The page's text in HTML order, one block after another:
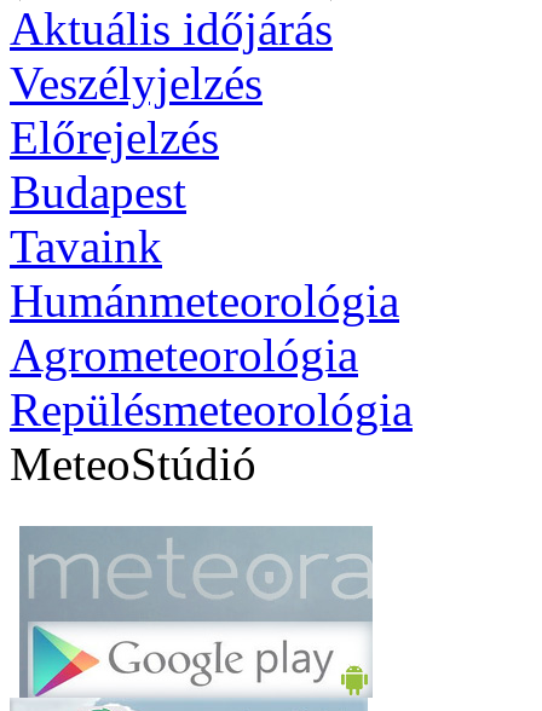
Aktuális időjárás
Veszélyjelzés
Előrejelzés
Budapest
Tavaink
Humánmeteorológia
Agrometeorológia
Repülésmeteorológia
MeteoStúdió